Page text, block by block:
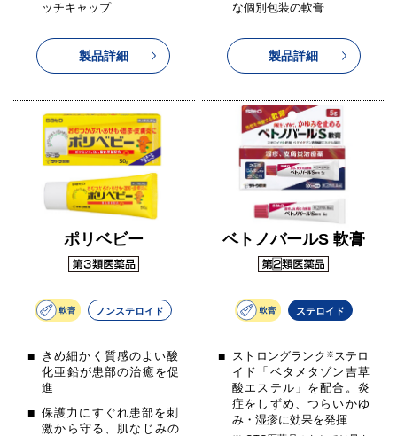
ッチキャップ
製品詳細
な個別包装の軟膏
製品詳細
ポリベビー
ノンステロイド
きめ細かく質感のよい酸
化亜鉛が患部の治癒を促
進
保護力にすぐれ患部を刺
激から守る、肌なじみの
ベトノバールS 軟膏
ステロイド
ストロングランク ※ステロ
イド「ベタメタゾン吉草
酸エステル」を配合。炎
症をしずめ、つらいかゆ
み・湿疹に効果を発揮